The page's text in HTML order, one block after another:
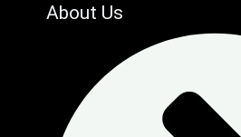
About Us